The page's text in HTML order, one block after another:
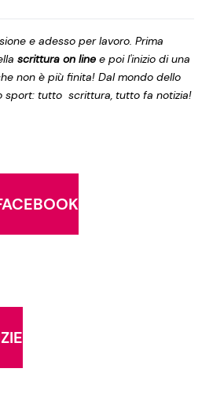
e adesso per lavoro. Prima
scrittura on line e poi l'inizio di una
non è più finita! Dal mondo dello
sport: tutto scrittura, tutto fa notizia!